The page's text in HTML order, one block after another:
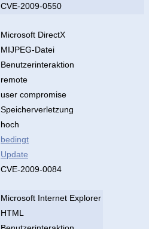
CVE-2009-0550
Microsoft DirectX
MIJPEG-Datei
Benutzerinteraktion
remote
user compromise
Speicherverletzung
hoch
bedingt
Update
CVE-2009-0084
Microsoft Internet Explorer
HTML